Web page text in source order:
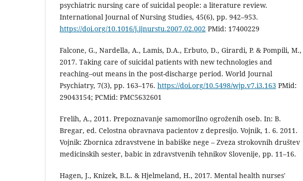
psychiatric nursing care of suicidal people: a literature review.
International Journal of Nursing Studies, 45(6), pp. 942–953.
https://doi.org/10.1016/j.ijnurstu.2007.02.002 PMid: 17400229
Falcone, G., Nardella, A., Lamis, D.A., Erbuto, D., Girardi, P. & Pompili, M.,
2017. Taking care of suicidal patients with new technologies and
reaching–out means in the post-discharge period. World Journal
Psychiatry, 7(3), pp. 163–176. https://doi.org/10.5498/wjp.v7.i3.163 PMid:
29043154; PCMid: PMC5632601
Frelih, A., 2011. Prepoznavanje samomorilno ogroženih oseb. In: B.
Bregar, ed. Celostna obravnava pacientov z depresijo. Vojnik, 1. 6. 2011.
Vojnik: Zbornica zdravstvene in babiške nege – Zveza strokovnih društev
medicinskih sester, babic in zdravstvenih tehnikov Slovenije, pp. 11–16.
Hagen, J., Knizek, B.L. & Hjelmeland, H., 2017. Mental health nurses'